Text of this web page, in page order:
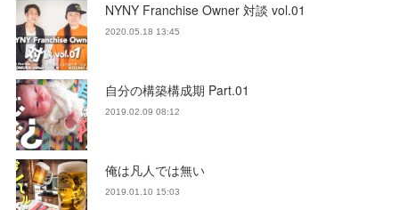
NYNY Franchise Owner 対談 vol.01
2020.05.18 13:45
自分の構築構成期 Part.01
2019.02.09 08:12
俺は凡人では無い
2019.01.10 15:03